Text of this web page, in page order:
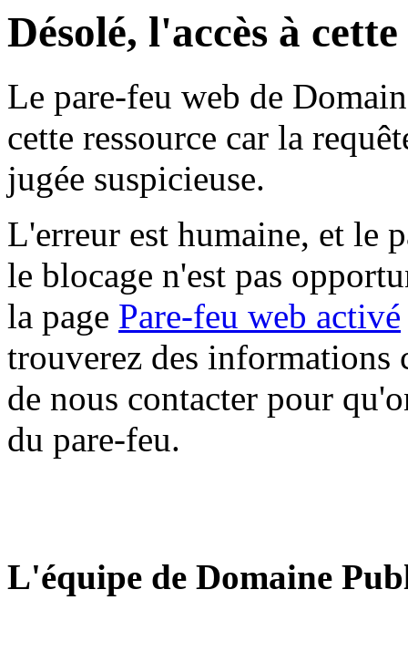
Désolé, l'accès à
Le pare-feu web de
cette ressource car la
jugée suspicieuse.
L'erreur est humaine, et le
le blocage n'est pas
la page Pare-feu web activé
trouverez des informations
de nous contacter pour
du pare-feu.
L'équipe de Domaine